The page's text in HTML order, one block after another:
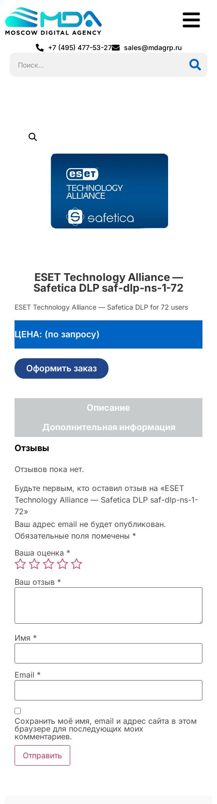
+7 (495) 477-53-27 sales@mdagrp.ru
ESET Technology Alliance —
Safetica DLP saf-dlp-ns-1-72
ESET Technology Alliance — Safetica DLP for 72 users
ЦЕНА: (по запросу)
Оформить заказ
Описание
Дополнительная информация
Отзывы
Отзывов пока нет.
Будьте первым, кто оставил отзыв на «ESET
Technology Alliance — Safetica DLP saf-dlp-ns-1-
72»
Ваш адрес email не будет опубликован.
Обязательные поля помечены *
Ваша оценка *
Ваш отзыв *
Имя *
Email *
Сохранить моё имя, email и адрес сайта в этом
браузере для последующих моих
комментариев.